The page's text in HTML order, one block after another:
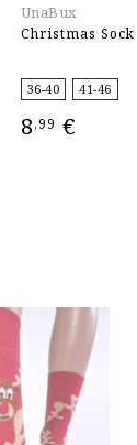
UnaBux
Christmas Sock
36-40 41-46
8,99 €